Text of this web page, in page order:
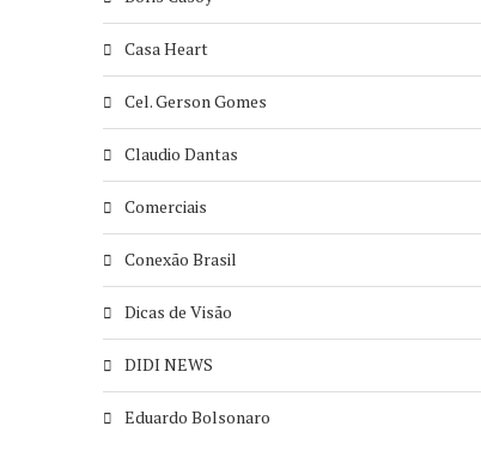
Casa Heart
Cel. Gerson Gomes
Claudio Dantas
Comerciais
Conexão Brasil
Dicas de Visão
DIDI NEWS
Eduardo Bolsonaro